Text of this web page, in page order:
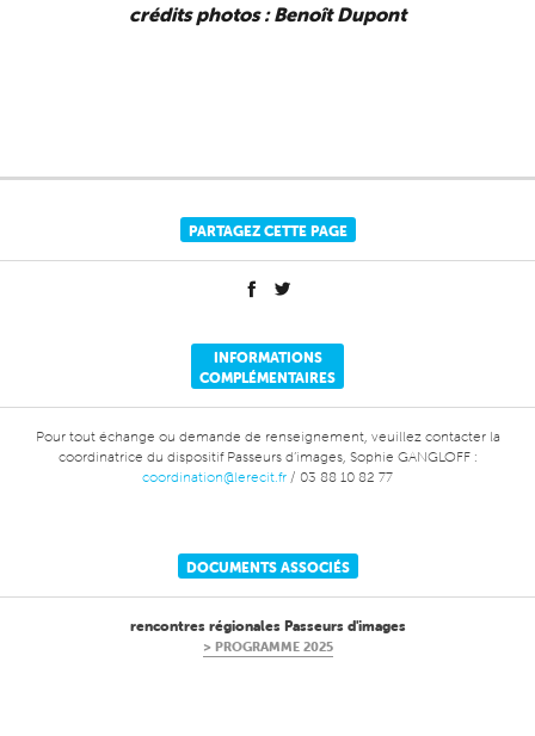
crédits photos : Benoît Dupont
PARTAGEZ CETTE PAGE
INFORMATIONS
COMPLÉMENTAIRES
Pour tout échange ou demande de renseignement, veuillez contacter la
coordinatrice du dispositif Passeurs d’images, Sophie GANGLOFF :
coordination@lerecit.fr / 03 88 10 82 77
DOCUMENTS ASSOCIÉS
rencontres régionales Passeurs d'images
PROGRAMME 2025